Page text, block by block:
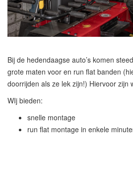
Bij de hedendaagse auto’s komen
grote maten voor en run flat banden
doorrijden als ze lek zijn!) Hiervoor zijn
WIj bieden:
snelle montage
run flat montage in enkele